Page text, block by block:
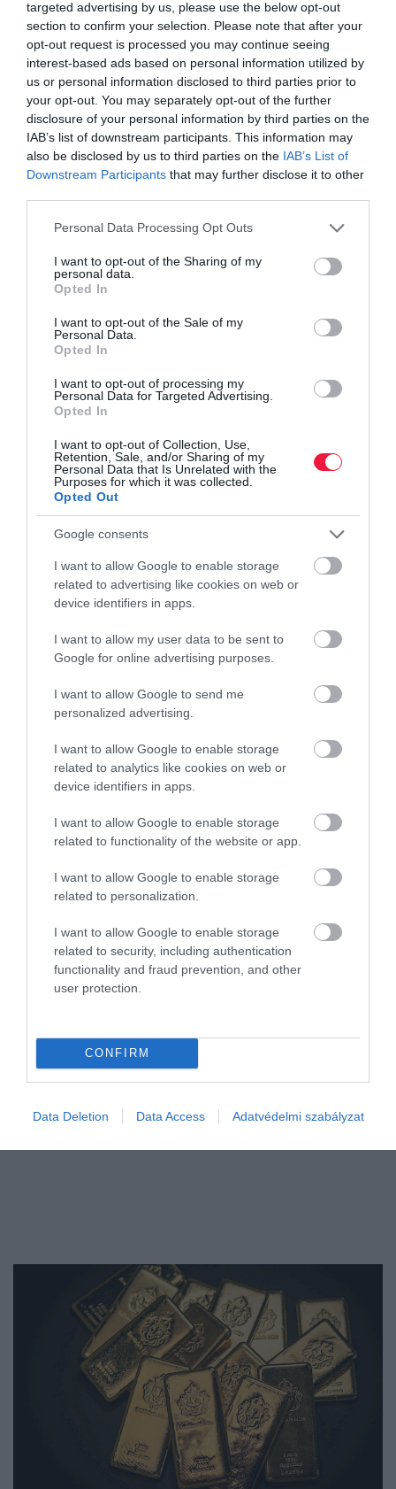
targeted advertising by us, please use the below opt-out
section to confirm your selection. Please note that after your
opt-out request is processed you may continue seeing
interest-based ads based on personal information utilized by
us or personal information disclosed to third parties prior to
your opt-out. You may separately opt-out of the further
disclosure of your personal information by third parties on the
IAB’s list of downstream participants. This information may
also be disclosed by us to third parties on the IAB’s List of
Downstream Participants that may further disclose it to other
Please note that this website/app uses one or more Google
not limited to your visit or usage behaviour. You may click to
grant or deny consent to Google and its third-party tags to
use your data for below specified purposes in below Google
consent section.
Personal Data Processing Opt Outs
I want to opt-out of the Sharing of my
personal data.
Opted In
I want to opt-out of the Sale of my
Personal Data.
Opted In
I want to opt-out of processing my
Personal Data for Targeted Advertising.
Opted In
I want to opt-out of Collection, Use,
Retention, Sale, and/or Sharing of my
Personal Data that Is Unrelated with the
Purposes for which it was collected.
Opted Out
Google consents
I want to allow Google to enable storage
related to advertising like cookies on web or
device identifiers in apps.
I want to allow my user data to be sent to
Google for online advertising purposes.
I want to allow Google to send me
personalized advertising.
I want to allow Google to enable storage
related to analytics like cookies on web or
device identifiers in apps.
I want to allow Google to enable storage
related to functionality of the website or app.
I want to allow Google to enable storage
related to personalization.
I want to allow Google to enable storage
related to security, including authentication
functionality and fraud prevention, and other
user protection.
CONFIRM
Data Deletion Data Access Adatvédelmi szabályzat
Így működteti nemzetközi cégét a testvérpár
Vállalkozásukat Olaszországból irányítják, de annak
tevékenységét Magyarországra, és onnan a teljes kelet-közép
európai régióra fókuszálva valósították meg, lépésről lépésre.
Kezdve az egyre népszerűbbé váló dropshipping szolgáltatással,
amely egy olyan megrendelésteljesítési módszer, amikor egy
vállalkozás nem tartja raktáron az általa értékesített termékeket.
Ehelyett a vásárlók kiszolgálása érdekében az eladó szükség
szerint készletet vásárol egy harmadik féltől, általában
nagykereskedőtől vagy a gyártótól. Ezt követően tértek át a privat
label modellre, amikor már célzott termékekkel foglalkoznak,
amelyeket magyarországi raktárukból 2 napos szállítási idővel és
utánvéttel is el tudnak juttatni a vásárlóknak.
„Nemcsak a termékek megválasztására fordítunk kiemelt
figyelmet, de a célországok sajátosságait is szem előtt tartjuk a
reklámok és a hirdetések megtervezése során. Ez elengedhetetlen,
hiszen az emberek közötti kulturális különbségek
megmutatkoznak a vásárlási szokásokban is. A magyarok például
más nemzetek polgáraihoz képest roppant bizalmatlanok,
kézhez kapják, és értékelik, ha azért csak utólag kell fizetni,
amikor az valóban megérkezett. Abban, hogy a termékek
minősége garantáltan egyezzen azzal, amit mi a
tevékenységünkkel képviselni kívánunk, kínai ügynökünk van
segítségünkre. Ő helyben választja ki és ellenőrzi az általunk
kapcsolatot a kinti gyártókkal, és hozzásegít minket ahhoz, hogy a
legjobb áron hozhassuk el a termékeket a vásárlóinknak”, zárták
ecom testvérek